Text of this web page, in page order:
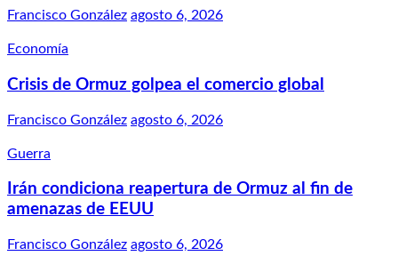
Francisco González agosto 6, 2026
Economía
Crisis de Ormuz golpea el comercio global
Francisco González agosto 6, 2026
Guerra
Irán condiciona reapertura de Ormuz al fin de
amenazas de EEUU
Francisco González agosto 6, 2026